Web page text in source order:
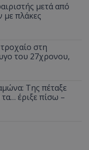
μετά από
πλάκες
στη
του 27χρονου,
Της πέταξε
έριξε πίσω –